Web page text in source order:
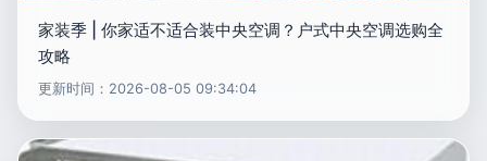
家装季 | 你家适不适合装中央空调？户式中央空调选购全
攻略
更新时间：2026-08-05 09:34:04